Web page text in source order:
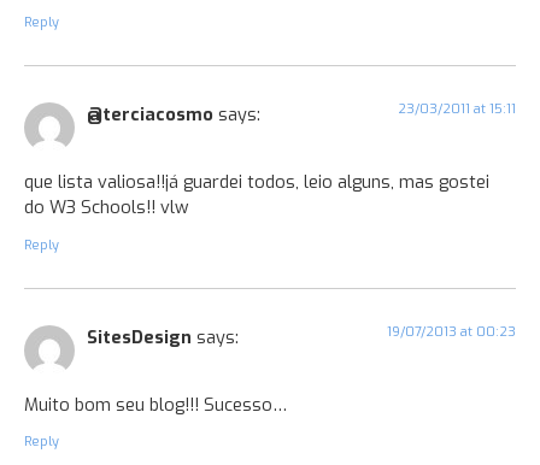
Reply
@terciacosmo says: 23/03/2011 at 15:11
que lista valiosa!!já guardei todos, leio alguns, mas gostei
do W3 Schools!! vlw
Reply
SitesDesign says: 19/07/2013 at 00:23
Muito bom seu blog!!! Sucesso…
Reply